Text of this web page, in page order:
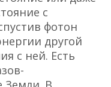
с
фотон
другой
с ней. Есть